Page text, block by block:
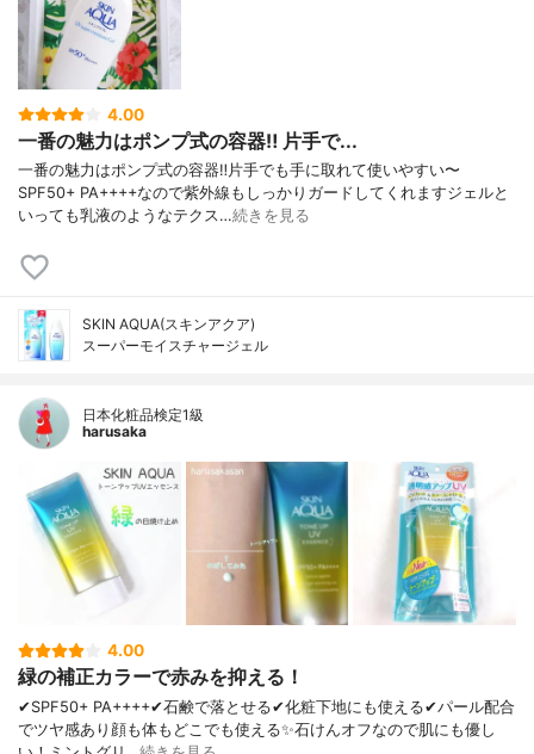
4.00
一番の魅力はポンプ式の容器‼️ 片手で...
一番の魅力はポンプ式の容器‼️片手でも手に取れて使いやすい〜
SPF50+ PA++++なので紫外線もしっかりガードしてくれますジェルと
いっても乳液のようなテクス…続きを見る
SKIN AQUA(スキンアクア)
スーパーモイスチャージェル
日本化粧品検定1級
harusaka
4.00
緑の補正カラーで赤みを抑える！
✔︎SPF50+ PA++++✔︎石鹸で落とせる✔︎化粧下地にも使える✔︎パール配合
でツヤ感あり顔も体もどこでも使える✨石けんオフなので肌にも優し